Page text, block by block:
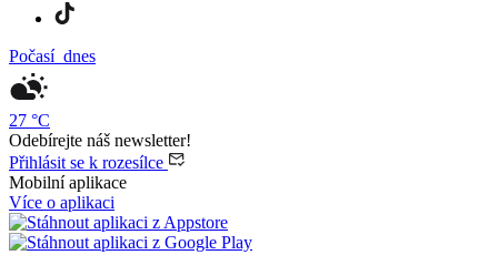
Počasí dnes
27 °C
Odebírejte náš newsletter!
Přihlásit se k rozesílce
Mobilní aplikace
Více o aplikaci